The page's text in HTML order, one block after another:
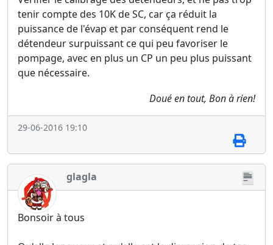
tenir compte des 10K de SC, car ça réduit la
puissance de l'évap et par conséquent rend le
détendeur surpuissant ce qui peu favoriser le
pompage, avec en plus un CP un peu plus puissant
que nécessaire.
Doué en tout, Bon à rien!
29-06-2016 19:10
glagla
Bonsoir à tous